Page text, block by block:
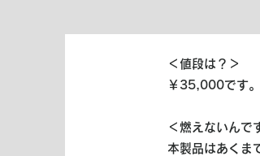
＜値段は？＞
￥35,000です
＜燃えないんで
本製品はあくま